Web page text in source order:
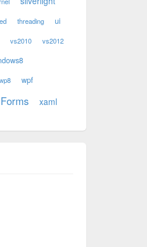
threading
ui
vs2010 vs2012
wpf
xaml